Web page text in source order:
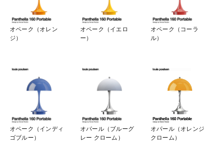
オペーク（オレン
ジ）
オペーク（イエロ
ー）
オペーク（コーラ
ル）
オペーク（インディ
ゴブルー）
オパール（ブルーグ
レー クローム）
オパール（オレンジ
クローム）